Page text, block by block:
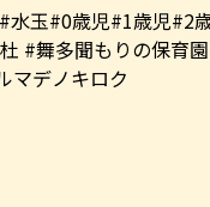
水玉#0歳児#1歳児#2
#舞多聞もりの保育
マデノキロク